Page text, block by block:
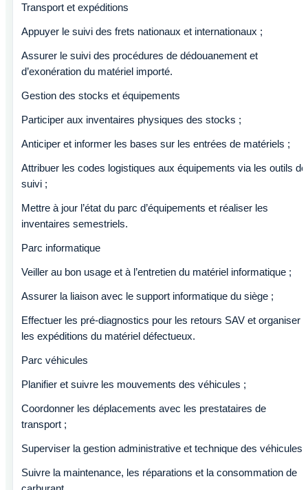
Transport et expéditions
Appuyer le suivi des frets nationaux et internationaux ;
Assurer le suivi des procédures de dédouanement et
d’exonération du matériel importé.
Gestion des stocks et équipements
Participer aux inventaires physiques des stocks ;
Anticiper et informer les bases sur les entrées de matériels ;
Attribuer les codes logistiques aux équipements via les outils de
suivi ;
Mettre à jour l’état du parc d’équipements et réaliser les
inventaires semestriels.
Parc informatique
Veiller au bon usage et à l’entretien du matériel informatique ;
Assurer la liaison avec le support informatique du siège ;
Effectuer les pré-diagnostics pour les retours SAV et organiser
les expéditions du matériel défectueux.
Parc véhicules
Planifier et suivre les mouvements des véhicules ;
Coordonner les déplacements avec les prestataires de
transport ;
Superviser la gestion administrative et technique des véhicules ;
Suivre la maintenance, les réparations et la consommation de